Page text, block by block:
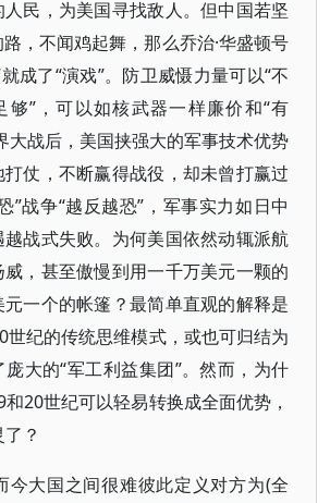
民，为美国寻找敌人。但中国若坚
，不闻鸡起舞，那么乔治·华盛顿号
成了“演戏”。防卫威慑力量可以“不
够”，可以如核武器一样廉价和“有
大战后，美国挟强大的军事技术优势
仗，不断赢得战役，却未曾打赢过
”战争“越反越恐”，军事实力如日中
战式失败。为何美国依然动辄派航
，甚至傲慢到用一千万美元一颗的
一个的帐篷？最简单直观的解释是
世纪的传统思维模式，或也可归结为
大的“军工利益集团”。然而，为什
20世纪可以轻易转换成全面优势，
？
今大国之间很难彼此定义对方为(全